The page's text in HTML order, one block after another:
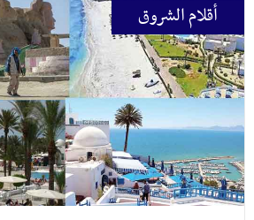
أقلام الشروق